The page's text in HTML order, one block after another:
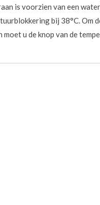
is voorzien van een
bij 38°C. Om
u de knop van de